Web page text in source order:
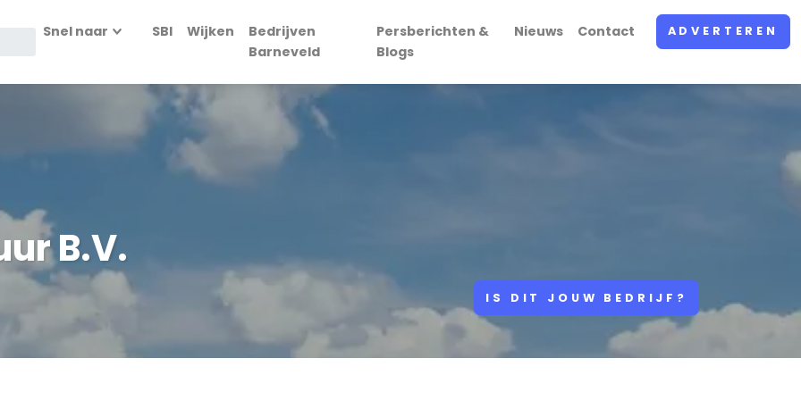
Snel naar SBI Wijken
Bedrijven
Barneveld
Persberichten &
Blogs
Nieuws Contact ADVERTEREN
B.V.
IS DIT JOUW BEDRIJF?